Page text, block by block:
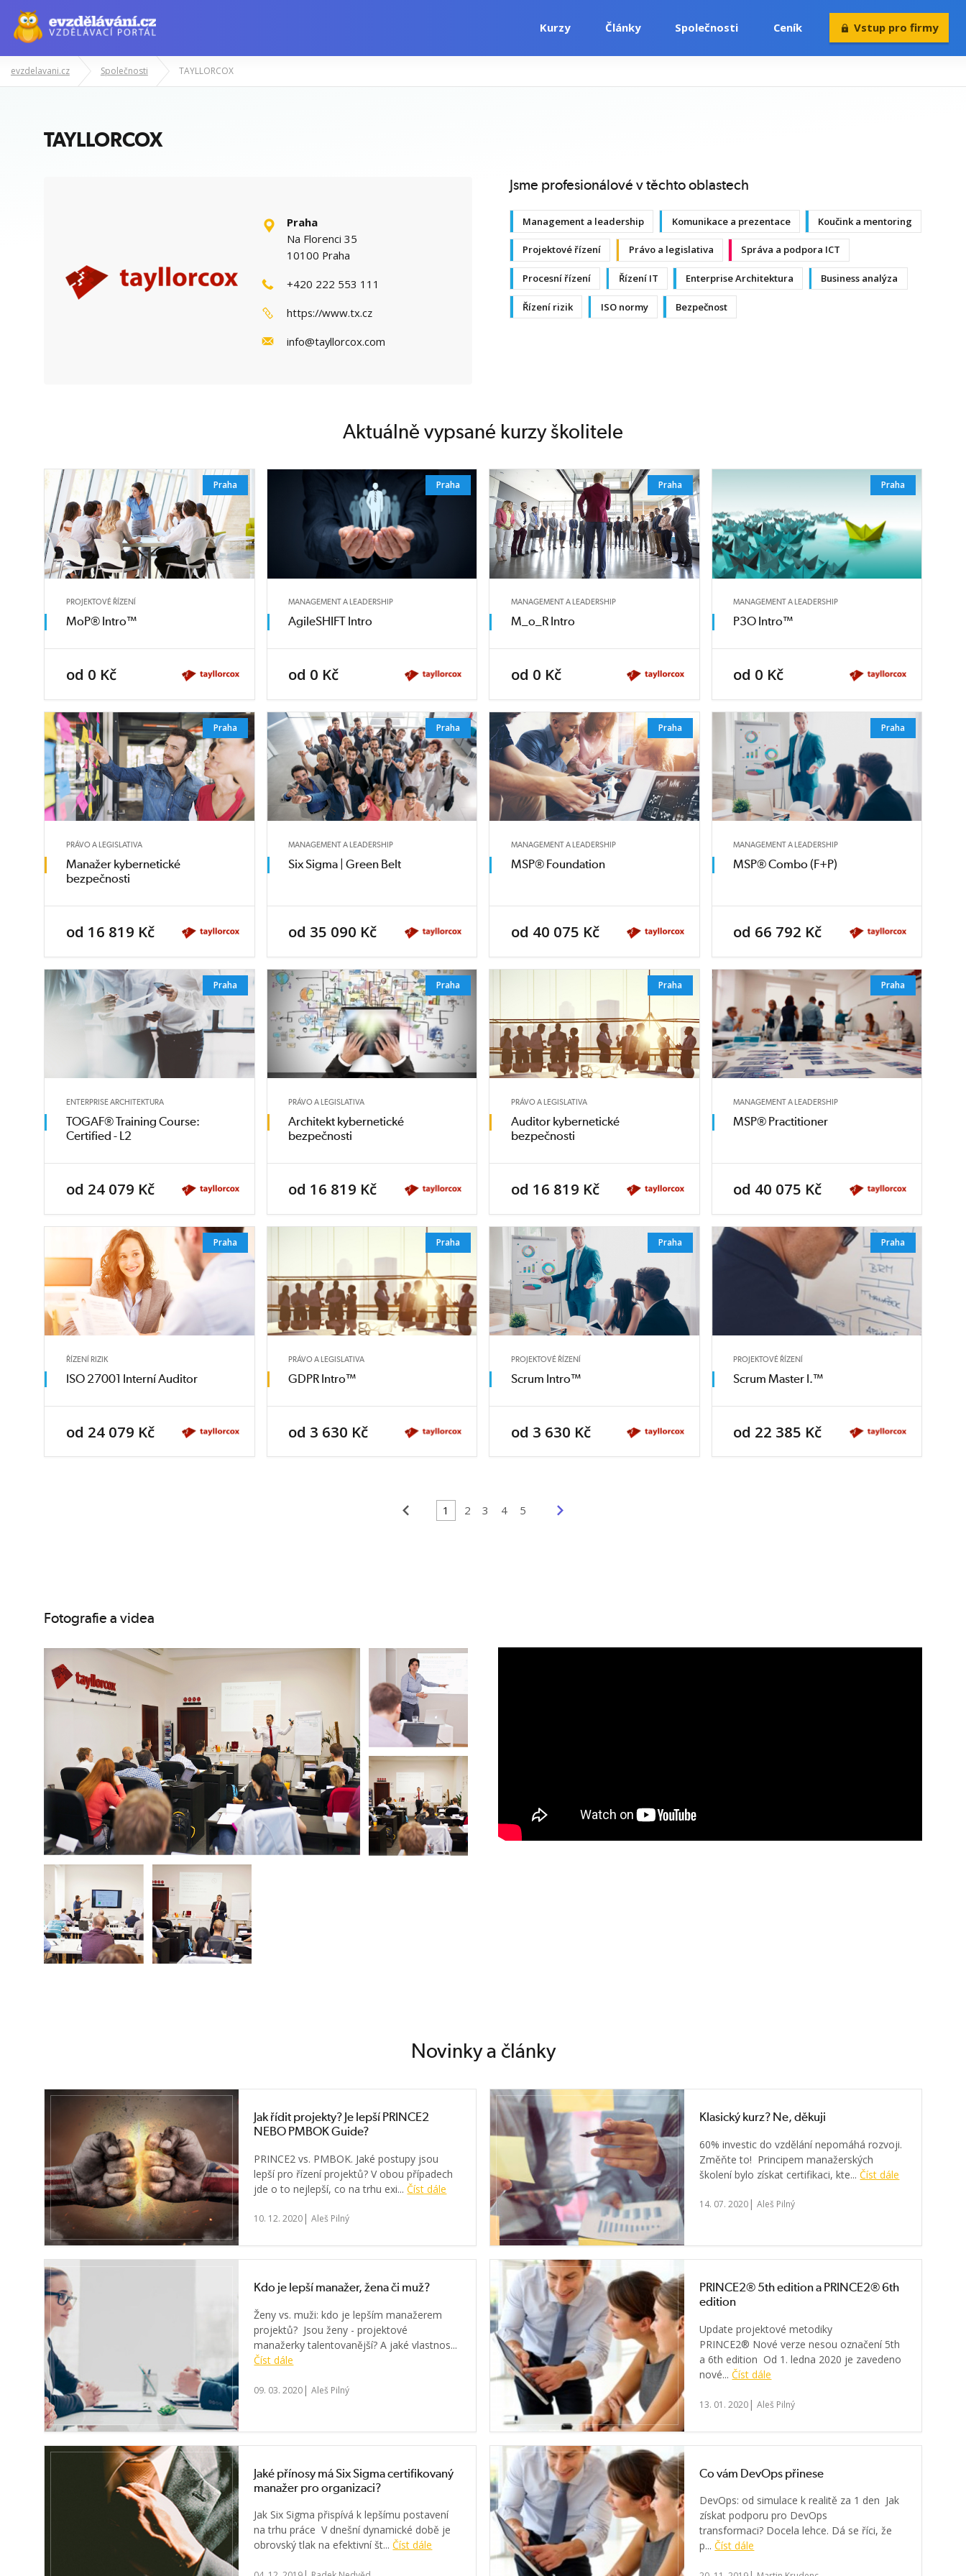
Kurzy Články Společnosti Ceník Vstup pro firmy
Manažerské kurzy
evzdelavani.cz Společnosti TAYLLORCOX
TAYLLORCOX
Praha
Na Florenci 35
10100 Praha
+420 222 553 111
https://www.tx.cz
info@tayllorcox.com
Jsme profesionálové v těchto oblastech
Management a leadership Komunikace a prezentace Koučink a mentoring
Projektové řízení Právo a legislativa Správa a podpora ICT
Procesní řízení Řízení IT Enterprise Architektura Business analýza
Řízení rizik ISO normy Bezpečnost
Aktuálně vypsané kurzy školitele
Praha
PROJEKTOVÉ ŘÍZENÍ
MoP® Intro™
od 0 Kč
Praha
MANAGEMENT A LEADERSHIP
AgileSHIFT Intro
od 0 Kč
Praha
MANAGEMENT A LEADERSHIP
M_o_R Intro
od 0 Kč
Praha
MANAGEMENT A LEADERSHIP
P3O Intro™
od 0 Kč
Praha
PRÁVO A LEGISLATIVA
Manažer kybernetické
bezpečnosti
od 16 819 Kč
Praha
MANAGEMENT A LEADERSHIP
Six Sigma | Green Belt
od 35 090 Kč
Praha
MANAGEMENT A LEADERSHIP
MSP® Foundation
od 40 075 Kč
Praha
MANAGEMENT A LEADERSHIP
MSP® Combo (F+P)
od 66 792 Kč
Praha
ENTERPRISE ARCHITEKTURA
TOGAF® Training Course:
Certified - L2
od 24 079 Kč
Praha
PRÁVO A LEGISLATIVA
Architekt kybernetické
bezpečnosti
od 16 819 Kč
Praha
PRÁVO A LEGISLATIVA
Auditor kybernetické
bezpečnosti
od 16 819 Kč
Praha
MANAGEMENT A LEADERSHIP
MSP® Practitioner
od 40 075 Kč
Praha
ŘÍZENÍ RIZIK
ISO 27001 Interní Auditor
od 24 079 Kč
Praha
PRÁVO A LEGISLATIVA
GDPR Intro™
od 3 630 Kč
Praha
PROJEKTOVÉ ŘÍZENÍ
Scrum Intro™
od 3 630 Kč
Praha
PROJEKTOVÉ ŘÍZENÍ
Scrum Master I.™
od 22 385 Kč
1 2 3 4 5
Fotografie a videa
Novinky a články
Jak řídit projekty? Je lepší PRINCE2
NEBO PMBOK Guide?
PRINCE2 vs. PMBOK. Jaké postupy jsou
lepší pro řízení projektů? V obou případech
jde o to nejlepší, co na trhu exi...Číst dále
10. 12. 2020 |Aleš Pilný
Klasický kurz? Ne, děkuji
60% investic do vzdělání nepomáhá rozvoji.
Změňte to! Principem manažerských
školení bylo získat certifikaci, kte...Číst dále
14. 07. 2020 |Aleš Pilný
Kdo je lepší manažer, žena či muž?
Ženy vs. muži: kdo je lepším manažerem
projektů? Jsou ženy - projektové
manažerky talentovanější? A jaké vlastnos...
Číst dále
09. 03. 2020 |Aleš Pilný
PRINCE2® 5th edition a PRINCE2® 6th
edition
Update projektové metodiky
PRINCE2® Nové verze nesou označení 5th
a 6th edition Od 1. ledna 2020 je zavedeno
nové...Číst dále
13. 01. 2020 |Aleš Pilný
Jaké přínosy má Six Sigma certifikovaný
manažer pro organizaci?
Jak Six Sigma přispívá k lepšímu postavení
na trhu práce V dnešní dynamické době je
obrovský tlak na efektivní št...Číst dále
Co vám DevOps přinese
DevOps: od simulace k realitě za 1 den Jak
získat podporu pro DevOps
transformaci? Docela lehce. Dá se říci, že
p...Číst dále